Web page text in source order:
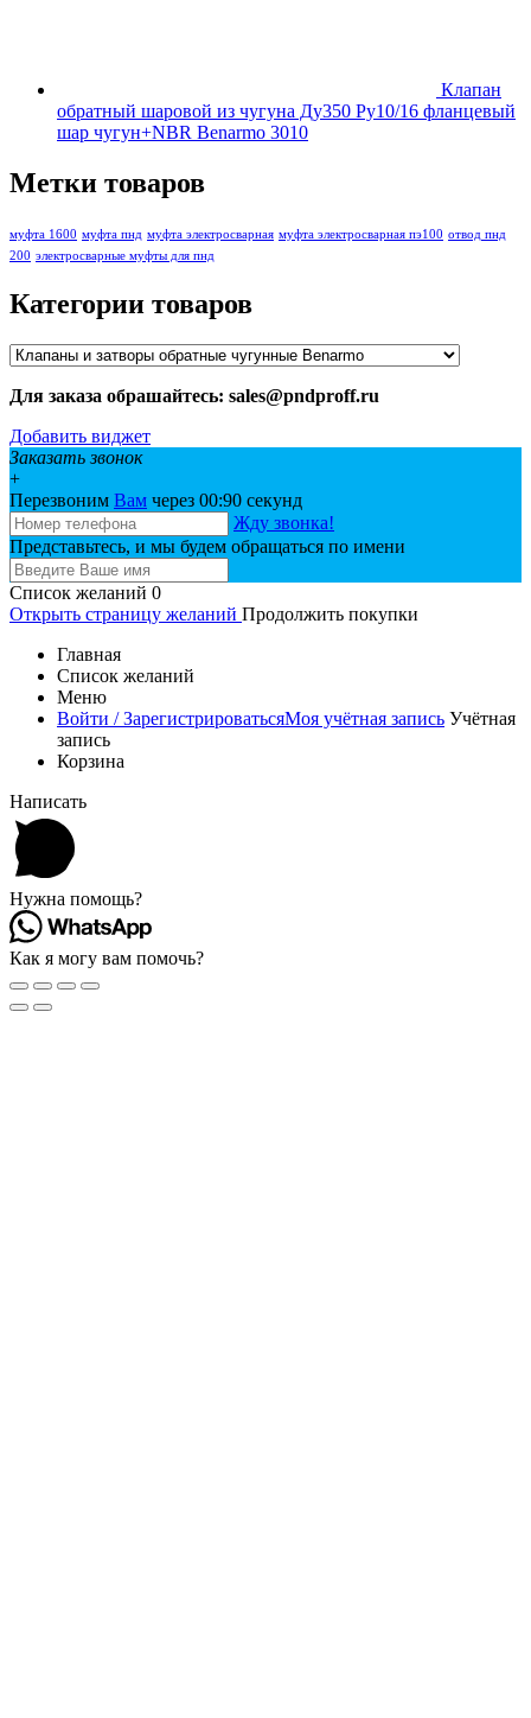
Клапан
обратный шаровой из чугуна Ду350 Ру10/16 фланцевый
шар чугун+NBR Benarmo 3010
Метки товаров
муфта 1600 муфта пнд муфта электросварная муфта электросварная пэ100 отвод пнд
200 электросварные муфты для пнд
Категории товаров
Для заказа обрашайтесь: sales@pndproff.ru
Добавить виджет
Заказать звонок
+
Перезвоним Вам через 00:90 секунд
Жду звонка!
Представьтесь, и мы будем обращаться по имени
Список желаний 0
Открыть страницу желаний Продолжить покупки
Главная
Список желаний
Меню
Войти / ЗарегистрироватьсяМоя учётная запись Учётная
запись
Корзина
Написать
Нужна помощь?
Как я могу вам помочь?